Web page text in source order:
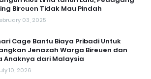
Bireuen Tidak Mau Pindah
03, 2025
Cage Bantu Biaya Pribadi Untuk
Jenazah Warga Bireuen dan
Anaknya dari Malaysia
10, 2026